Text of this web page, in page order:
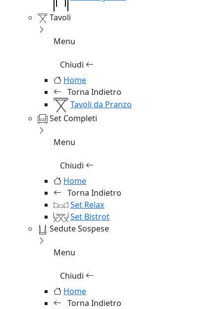
Tavoli
Menu
Chiudi
Home
Torna Indietro
Tavoli da Pranzo
Set Completi
Menu
Chiudi
Home
Torna Indietro
Set Relax
Set Bistrot
Sedute Sospese
Menu
Chiudi
Home
Torna Indietro